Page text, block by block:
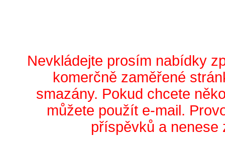
Nevkládejte prosím nabídky
komerčně zaměřené
smazány. Pokud chcete
můžete použít e-mail.
příspěvků a nenese